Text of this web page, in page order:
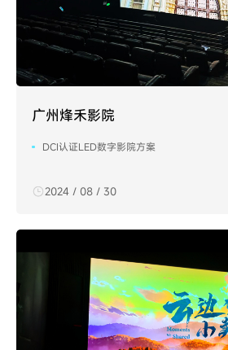
广州烽禾影院
DCI认证LED数字影院方案
2024 / 08 / 30